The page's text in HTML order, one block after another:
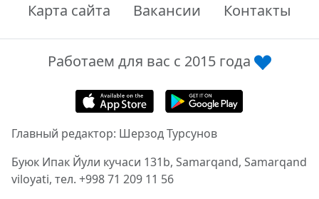
Карта сайта
Вакансии Контакты
Работаем для вас с 2015 года
Главный редактор: Шерзод Турсунов
Буюк Ипак Йули кучаси 131b, Samarqand, Samarqand
viloyati, тел. +998 71 209 11 56